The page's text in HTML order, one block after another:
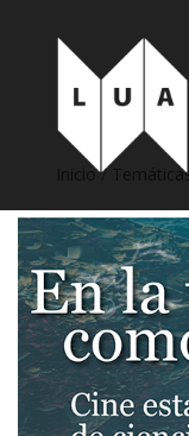
Inicio/ Temáticas